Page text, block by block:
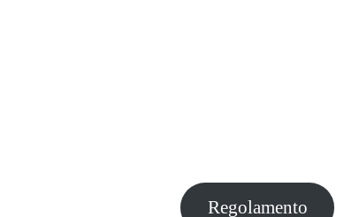
Regolamento